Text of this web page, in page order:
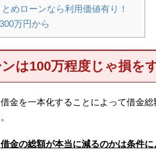
めローンなら利用価値有り！
万円から
は100万程度じゃ損を
金を一本化することによって借金
金の総額が本当に減るのかは条件に